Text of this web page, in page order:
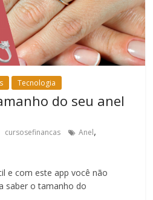
Tecnologia
do seu anel
cursosefinancas Anel,
e com este app você não
saber o tamanho do